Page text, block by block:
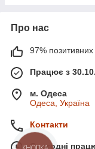
Про нас
97% позитивних
Працює з
м. Одеса
Одеса, Україна
Контакти
Сьогодні